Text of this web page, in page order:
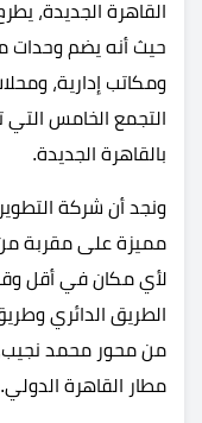
القاهرة الجديدة،
حيث أنه يضم وحدات
ومكاتب إدارية،
التجمع الخامس التي
بالقاهرة الجديدة.
ونجد أن شركة
مميزة على مقربة من
لأي مكان في أقل
الطريق الدائري
من محور محمد
مطار القاهرة الدولي.